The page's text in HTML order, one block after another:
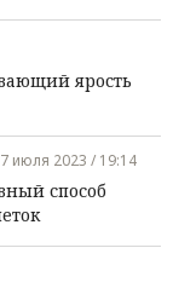
ярость
июля 2023 / 19:14
способ